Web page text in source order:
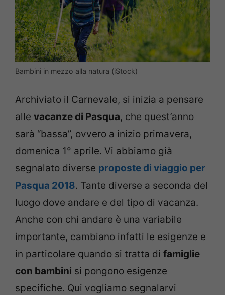
Bambini in mezzo alla natura (iStock)
Archiviato il Carnevale, si inizia a pensare
alle vacanze di Pasqua, che quest’anno
sarà “bassa”, ovvero a inizio primavera,
domenica 1° aprile. Vi abbiamo già
segnalato diverse proposte di viaggio per
Pasqua 2018. Tante diverse a seconda del
luogo dove andare e del tipo di vacanza.
Anche con chi andare è una variabile
importante, cambiano infatti le esigenze e
in particolare quando si tratta di famiglie
con bambini si pongono esigenze
specifiche. Qui vogliamo segnalarvi